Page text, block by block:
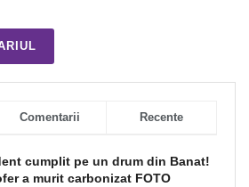
Comentarii Recente
cumplit pe un drum din Banat!
a murit carbonizat FOTO